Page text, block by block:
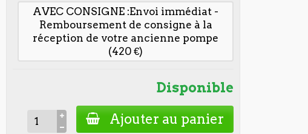
AVEC CONSIGNE :Envoi immédiat -
Remboursement de consigne à la
réception de votre ancienne pompe
(420 €)
Disponible
Ajouter au panier